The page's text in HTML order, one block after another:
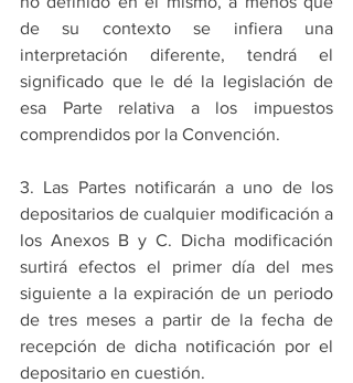
de su contexto se infiera una
interpretación diferente, tendrá el
significado que le dé la legislación de
esa Parte relativa a los impuestos
comprendidos por la Convención.
3. Las Partes notificarán a uno de los
depositarios de cualquier modificación a
los Anexos B y C. Dicha modificación
surtirá efectos el primer día del mes
siguiente a la expiración de un periodo
de tres meses a partir de la fecha de
recepción de dicha notificación por el
depositario en cuestión.